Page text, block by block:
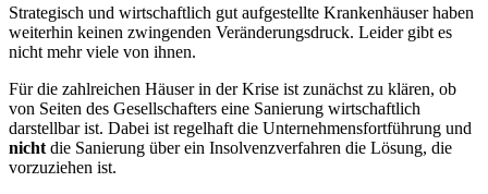
Strategisch und wirtschaftlich gut aufgestellte Krankenhäuser haben
weiterhin keinen zwingenden Veränderungsdruck. Leider gibt es
nicht mehr viele von ihnen.
Für die zahlreichen Häuser in der Krise ist zunächst zu klären, ob
von Seiten des Gesellschafters eine Sanierung wirtschaftlich
darstellbar ist. Dabei ist regelhaft die Unternehmensfortführung und
nicht die Sanierung über ein Insolvenzverfahren die Lösung, die
vorzuziehen ist.